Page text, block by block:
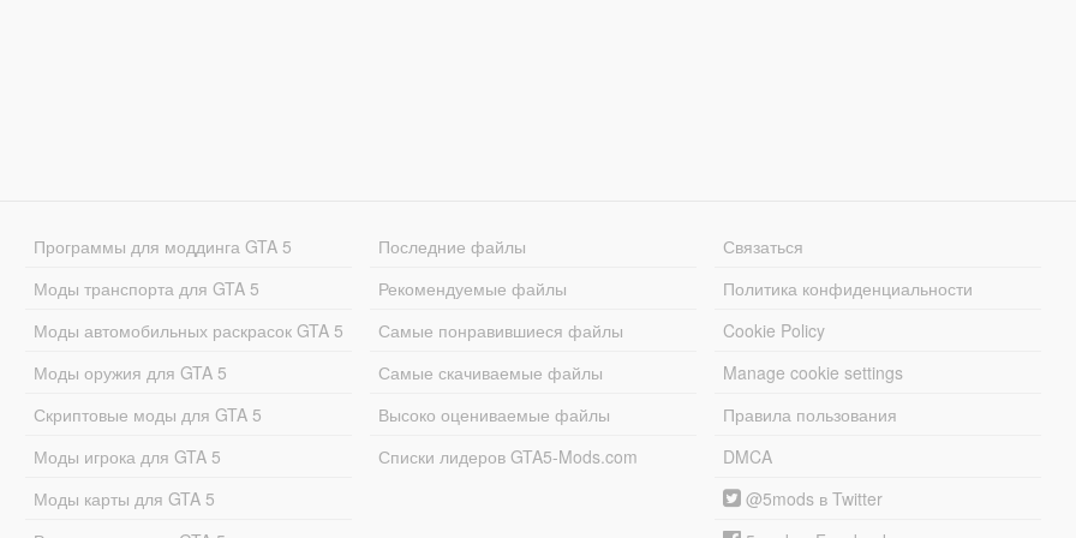
Программы для моддинга GTA 5
Моды транспорта для GTA 5
Моды автомобильных раскрасок GTA 5
Моды оружия для GTA 5
Скриптовые моды для GTA 5
Моды игрока для GTA 5
Моды карты для GTA 5
Последние файлы
Рекомендуемые файлы
Самые понравившиеся файлы
Самые скачиваемые файлы
Высоко оцениваемые файлы
Списки лидеров GTA5-Mods.com
Связаться
Политика конфиденциальности
Cookie Policy
Manage cookie settings
Правила пользования
DMCA
@5mods в Twitter